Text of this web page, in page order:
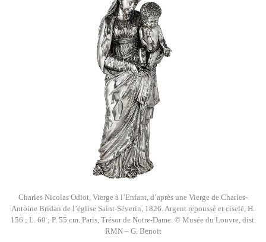
Charles Nicolas Odiot, Vierge à l’Enfant, d’après une Vierge de Charles-
Antoine Bridan de l’église Saint-Séverin, 1826. Argent repoussé et ciselé, H.
156 ; L. 60 ; P. 55 cm. Paris, Trésor de Notre-Dame. © Musée du Louvre, dist.
RMN – G. Benoit